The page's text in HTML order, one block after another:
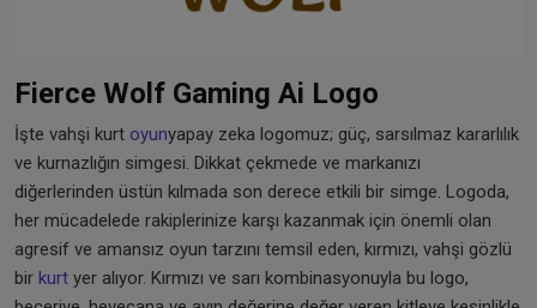
Fierce Wolf Gaming Ai Logo
İşte vahşi kurt oyunyapay zeka logomuz; güç, sarsılmaz kararlılık
ve kurnazlığın simgesi. Dikkat çekmede ve markanızı
diğerlerinden üstün kılmada son derece etkili bir simge. Logoda,
her mücadelede rakiplerinize karşı kazanmak için önemli olan
agresif ve amansız oyun tarzını temsil eden, kırmızı, vahşi gözlü
bir kurt yer alıyor. Kırmızı ve sarı kombinasyonuyla bu logo,